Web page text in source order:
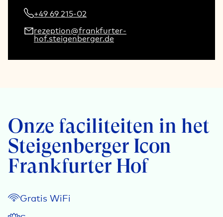
+49 69 215-02
rezeption@frankfurter-
hof.steigenberger.de
Onze faciliteiten in het
Steigenberger Icon
Frankfurter Hof
Gratis WiFi